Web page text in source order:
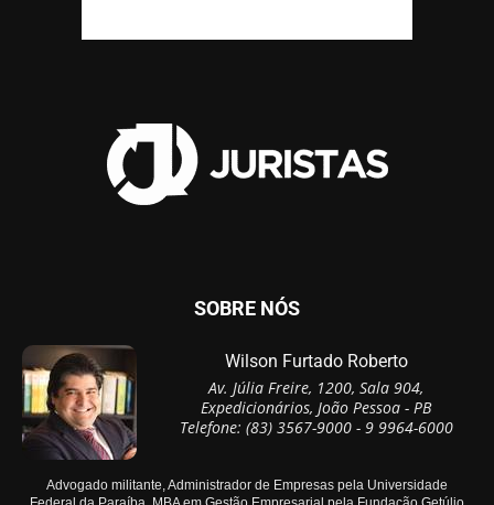
SOBRE NÓS
Wilson Furtado Roberto
Av. Júlia Freire, 1200, Sala 904,
Expedicionários, João Pessoa - PB
Telefone: (83) 3567-9000 - 9 9964-6000
Advogado militante, Administrador de Empresas pela Universidade